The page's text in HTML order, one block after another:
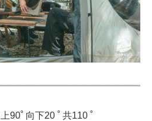
90˚ 向下20 ˚ 共110 ˚